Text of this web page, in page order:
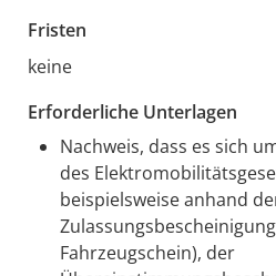
Fristen
keine
Erforderliche Unterlagen
Nachweis, dass es sich
des
beispielsweise anhand
Fahrzeugschein), der